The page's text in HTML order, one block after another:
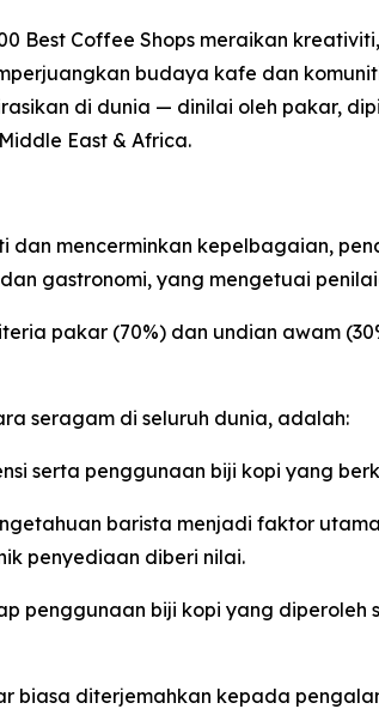
Best Coffee Shops meraikan
budaya kafe dan
di dunia — dinilai oleh pakar,
East & Africa.
dan mencerminkan kepelbagaian,
gastronomi, yang mengetuai
pakar (70%) dan undian awam
seragam di seluruh dunia, adalah:
serta penggunaan biji kopi yang
barista menjadi faktor
penyediaan diberi nilai.
penggunaan biji kopi yang
biasa diterjemahkan kepada